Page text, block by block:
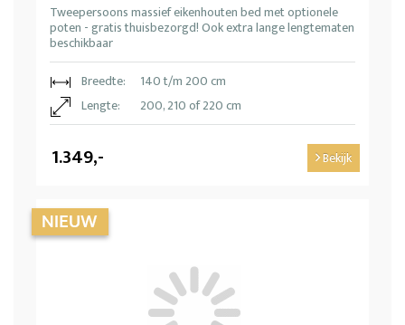
Tweepersoons massief eikenhouten bed met optionele
poten - gratis thuisbezorgd! Ook extra lange lengtematen
beschikbaar
Breedte:
140 t/m 200 cm
Lengte:
200, 210 of 220 cm
1.349,- Bekijk